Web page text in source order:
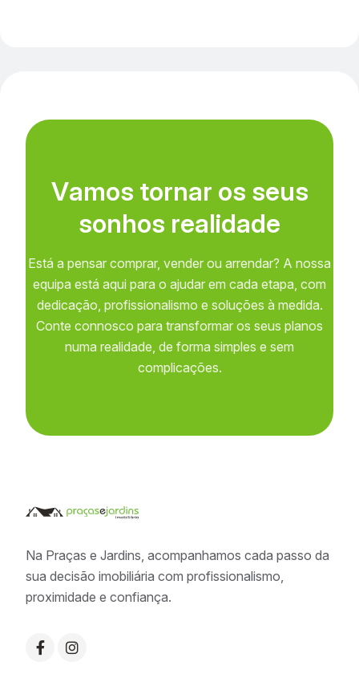
Vamos tornar os seus
sonhos realidade
Está a pensar comprar, vender ou arrendar? A nossa
equipa está aqui para o ajudar em cada etapa, com
dedicação, profissionalismo e soluções à medida.
Conte connosco para transformar os seus planos
numa realidade, de forma simples e sem
complicações.
Na Praças e Jardins, acompanhamos cada passo da
sua decisão imobiliária com profissionalismo,
proximidade e confiança.